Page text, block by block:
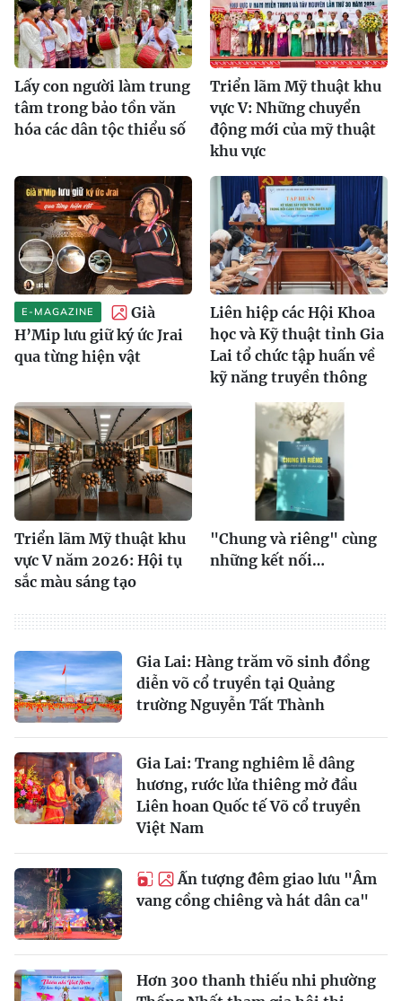
Lấy con người làm trung
tâm trong bảo tồn văn
hóa các dân tộc thiểu số
Triển lãm Mỹ thuật khu
vực V: Những chuyển
động mới của mỹ thuật
khu vực
E-MAGAZINE
Già
H’Mip lưu giữ ký ức Jrai
qua từng hiện vật
Liên hiệp các Hội Khoa
học và Kỹ thuật tỉnh Gia
Lai tổ chức tập huấn về
kỹ năng truyền thông
Triển lãm Mỹ thuật khu
vực V năm 2026: Hội tụ
sắc màu sáng tạo
"Chung và riêng" cùng
những kết nối…
Gia Lai: Hàng trăm võ sinh đồng
diễn võ cổ truyền tại Quảng
trường Nguyễn Tất Thành
Gia Lai: Trang nghiêm lễ dâng
hương, rước lửa thiêng mở đầu
Liên hoan Quốc tế Võ cổ truyền
Việt Nam
Ấn tượng đêm giao lưu "Âm
vang cồng chiêng và hát dân ca"
Hơn 300 thanh thiếu nhi phường